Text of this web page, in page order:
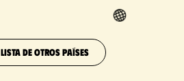
DE OTROS PAÍSES